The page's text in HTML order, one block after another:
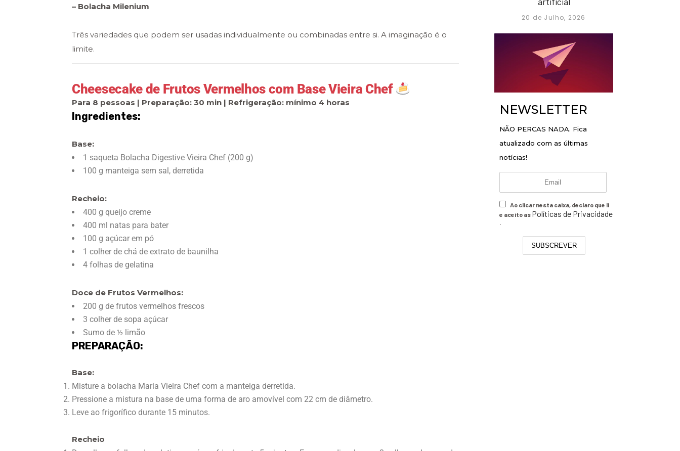
– Bolacha Milenium
Três variedades que podem ser usadas individualmente ou combinadas entre si. A imaginação é o
limite.
Cheesecake de Frutos Vermelhos com Base Vieira Chef
Para 8 pessoas | Preparação: 30 min | Refrigeração: mínimo 4 horas
Ingredientes:
Base:
1 saqueta Bolacha Digestive Vieira Chef (200 g)
100 g manteiga sem sal, derretida
Recheio:
400 g queijo creme
400 ml natas para bater
100 g açúcar em pó
1 colher de chá de extrato de baunilha
4 folhas de gelatina
Doce de Frutos Vermelhos:
200 g de frutos vermelhos frescos
3 colher de sopa açúcar
Sumo de ½ limão
PREPARAÇÃO:
Base:
Misture a bolacha Maria Vieira Chef com a manteiga derretida.
Pressione a mistura na base de uma forma de aro amovível com 22 cm de diâmetro.
Leve ao frigorífico durante 15 minutos.
Recheio
20 de Julho, 2026
NEWSLETTER
NÃO PERCAS NADA. Fica
atualizado com as últimas
notícias!
Ao clicar nesta caixa, declaro que li
e aceito as Políticas de Privacidade
.
SUBSCREVER